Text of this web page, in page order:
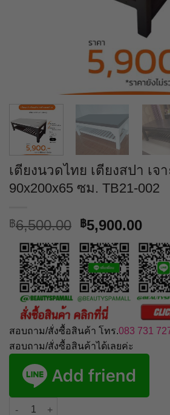
เตียงนวดไทย เตียงสปา เจ
90x200x65 ซม. TB21-002
฿6,500.00 Original
price
was:
฿6,500.00.
฿5,900.00
is:
฿
สอบถาม/สั่งซื้อสินค้า โทร.083 731
สอบถาม/สั่งซื้อสินค้าได้เลยค่ะ
จำนวน เตียงนวดไทย เตียงสปา เจาะรู ขน